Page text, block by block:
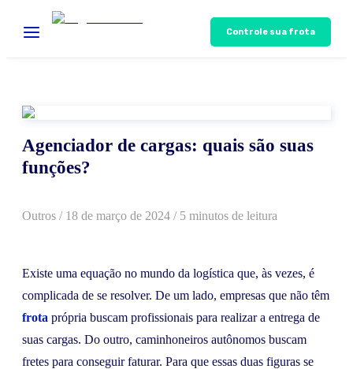
Controle sua frota
Agenciador de cargas: quais são suas
funções?
Outros / 18 de março de 2024 / 5 minutos de leitura
Existe uma equação no mundo da logística que, às vezes, é
complicada de se resolver. De um lado, empresas que não têm
frota própria buscam profissionais para realizar a entrega de
suas cargas. Do outro, caminhoneiros autônomos buscam
fretes para conseguir faturar. Para que essas duas figuras se